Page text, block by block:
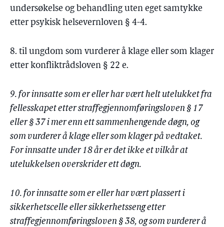
undersøkelse og behandling uten eget samtykke
etter psykisk helsevernloven § 4-4.
8. til ungdom som vurderer å klage eller som klager
etter konfliktrådsloven § 22 e.
9. for innsatte som er eller har vært helt utelukket fra
fellesskapet etter straffegjennomføringsloven § 17
eller § 37 i mer enn ett sammenhengende døgn, og
som vurderer å klage eller som klager på vedtaket.
For innsatte under 18 år er det ikke et vilkår at
utelukkelsen overskrider ett døgn.
10. for innsatte som er eller har vært plassert i
sikkerhetscelle eller sikkerhetsseng etter
straffegjennomføringsloven § 38, og som vurderer å